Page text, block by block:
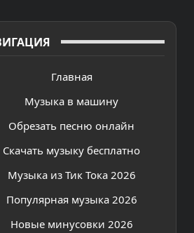
Главная
Музыка в машину
Обрезать песню онлайн
Скачать музыку бесплатно
Музыка из Тик Тока 2026
Популярная музыка 2026
Новые минусовки 2026